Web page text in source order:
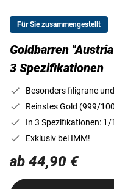
Für Sie zusammengestellt
Goldbarren
3 Spezifikationen
Besonders filigrane
Reinstes Gold (999/
In 3 Spezifikationen: 1/
Exklusiv bei IMM!
ab 44,90 €